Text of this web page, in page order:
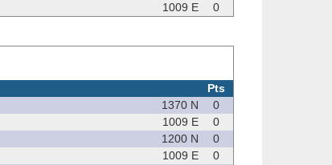
1009 E 0
Pts
1370 N
0
1009 E
0
1200 N
0
1009 E
0